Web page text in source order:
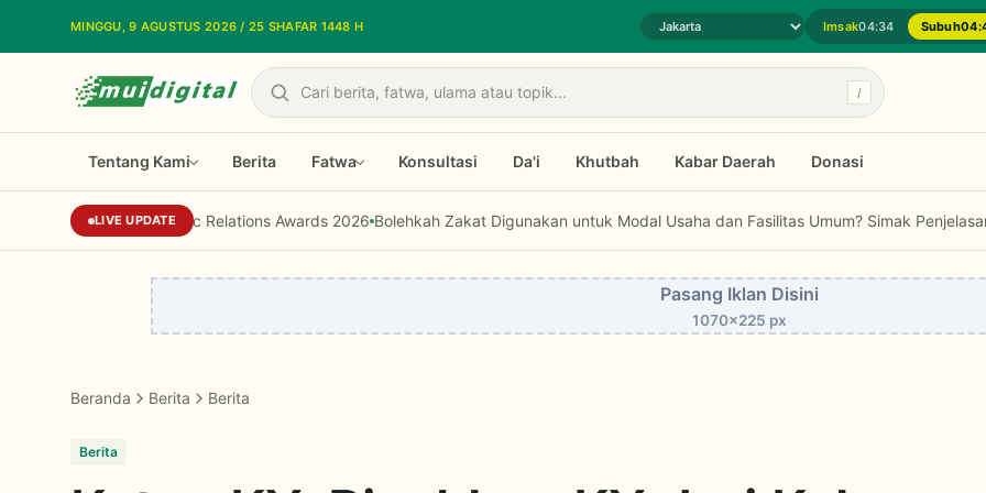
MINGGU, 9 AGUSTUS 2026 / 25 SHAFAR 1448 H Pilih daerah jadwal sholat Imsak04:34 Subuh
Cari
/
Tentang Kami Berita Fatwa Konsultasi Da'i Khutbah Kabar Daerah Donasi
LIVE UPDATE
Public Relations Awards 2026 Bolehkah Zakat Digunakan untuk Modal Usaha dan Fasilitas Umum? Simak Penjelasan Fatwa
Pasang Iklan Disini
1070x225 px
Beranda Berita Berita
Berita